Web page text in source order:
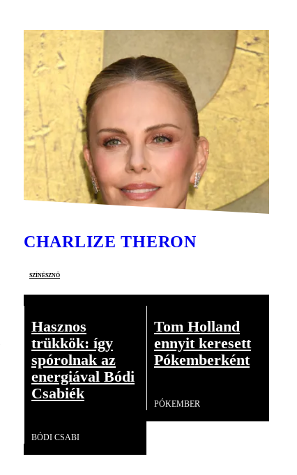
CHARLIZE THERON
színésznő
Hasznos
trükkök: így
spórolnak az
energiával Bódi
Csabiék
BÓDI CSABI
Tom Holland
ennyit keresett
Pókemberként
PÓKEMBER